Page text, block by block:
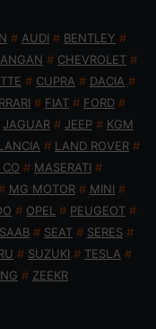
# AUDI # BENTLEY #
# CHEVROLET #
# CUPRA # DACIA #
# FIAT # FORD #
JAGUAR # JEEP # KGM
# LAND ROVER #
# MASERATI #
MG MOTOR # MINI #
# OPEL # PEUGEOT #
SAAB # SEAT # SERES #
# SUZUKI # TESLA #
# ZEEKR